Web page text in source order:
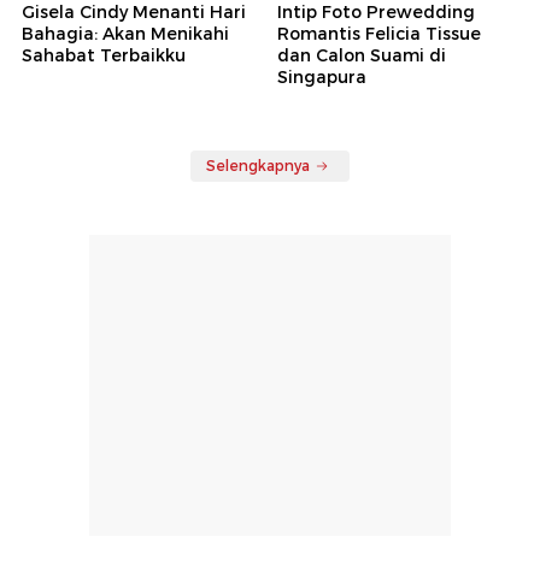
Gisela Cindy Menanti Hari
Bahagia: Akan Menikahi
Sahabat Terbaikku
Intip Foto Prewedding
Romantis Felicia Tissue
dan Calon Suami di
Singapura
Selengkapnya